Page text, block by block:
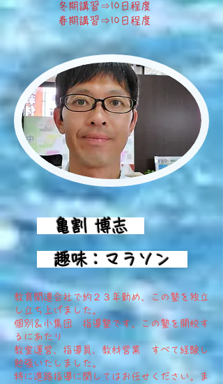
冬期講習⇒10日程度
​春期講習⇒10日程度
​教育関連会社で約２３年勤め、この塾を独立
し立ち上げました。
個別＆小集団 指導塾です。この塾を開校す
るにあたり
教室運営、指導員、教材営業 すべて経験し
勉強いたしました。
特に進路指導に関してはお任せください。ま
亀割 博志
趣味：マラソン